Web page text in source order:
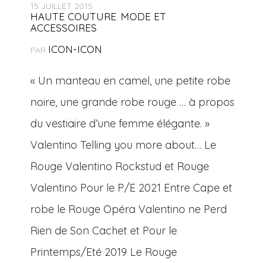
15 JUILLET 2015
HAUTE COUTURE, MODE ET
ACCESSOIRES
PAR ICON-ICON
« Un manteau en camel, une petite robe
noire, une grande robe rouge … à propos
du vestiaire d’une femme élégante. »
Valentino Telling you more about… Le
Rouge Valentino Rockstud et Rouge
Valentino Pour le P/E 2021 Entre Cape et
robe le Rouge Opéra Valentino ne Perd
Rien de Son Cachet et Pour le
Printemps/Eté 2019 Le Rouge